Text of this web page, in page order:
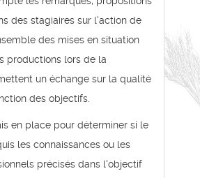
des stagiaires sur l'action de
des mises en situation
productions lors de la
un échange sur la qualité
des objectifs.
en place pour déterminer si le
les connaissances ou les
précisés dans l'objectif